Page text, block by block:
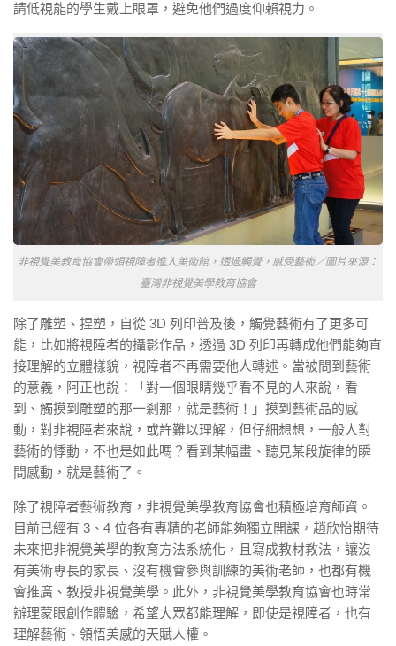
請低視能的學生戴上眼罩，避免他們過度仰賴視力。
非視覺美教育協會帶領視障者進入美術館，透過觸覺，感受藝術／圖片來源：
臺灣非視覺美學教育協會
除了雕塑、捏塑，自從 3D 列印普及後，觸覺藝術有了更多可
能，比如將視障者的攝影作品，透過 3D 列印再轉成他們能夠直
接理解的立體樣貌，視障者不再需要他人轉述。當被問到藝術
的意義，阿正也說：「對一個眼睛幾乎看不見的人來說，看
到、觸摸到雕塑的那一剎那，就是藝術！」摸到藝術品的感
動，對非視障者來說，或許難以理解，但仔細想想，一般人對
藝術的悸動，不也是如此嗎？看到某幅畫、聽見某段旋律的瞬
間感動，就是藝術了。
除了視障者藝術教育，非視覺美學教育協會也積極培育師資。
目前已經有 3、4 位各有專精的老師能夠獨立開課，趙欣怡期待
未來把非視覺美學的教育方法系統化，且寫成教材教法，讓沒
有美術專長的家長、沒有機會參與訓練的美術老師，也都有機
會推廣、教授非視覺美學。此外，非視覺美學教育協會也時常
辦理蒙眼創作體驗，希望大眾都能理解，即使是視障者，也有
理解藝術、領悟美感的天賦人權。